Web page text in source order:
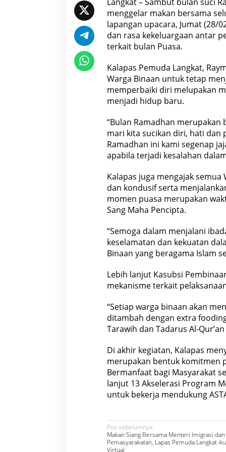
menggelar makan bersama
lapangan upacara, Jumat (28/
dan rasa kekeluargaan antar
terkait bulan Puasa.
Kalapas Pemuda Langkat,
Warga Binaan untuk tetap
memperbaiki diri melupakan
menjadi hidup baru.
“Bulan Ramadhan
mari kita sucikan diri, hati dan
Ramadhan ini kami segenap
apabila terjadi kesalahan
Kalapas juga mengajak
dan kondusif serta
momen puasa merupakan
Sang Maha Pencipta.
“Semoga dalam menjalani
keselamatan dan kekuatan
Binaan yang beragama Islam
Lebih lanjut Kasubsi
mekanisme terkait
“Setiap warga binaan akan
ditambah dengan extra
Tarawih dan Tadarus Al-
Di akhir kegiatan, Kalapas
merupakan bentuk komitmen
Bermanfaat bagi Masyarakat
lanjut 13 Akselerasi Program
untuk bekerja mendukung
N
a
Pos sebelumnya
Makan Siang Bersama Menteri Imigrasi dan
Pemasyarakatan, Lapas Pemuda Langkat
Virtual